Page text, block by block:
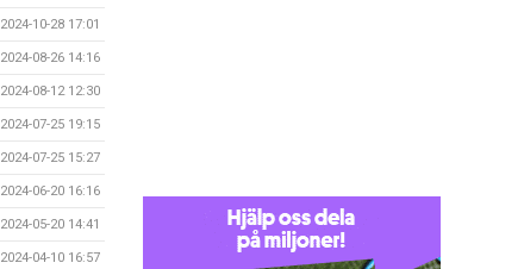
2024-10-28 17:01
2024-08-26 14:16
2024-08-12 12:30
2024-07-25 19:15
2024-07-25 15:27
2024-06-20 16:16
2024-05-20 14:41
2024-04-10 16:57